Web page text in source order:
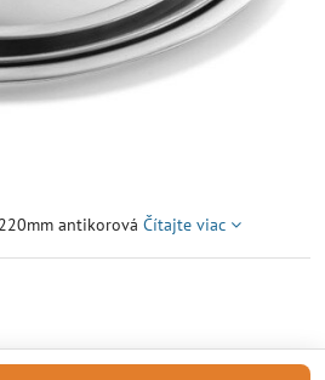
antikorová Čítajte viac